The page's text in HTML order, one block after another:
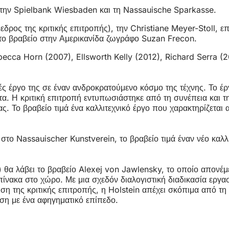
Spielbank Wiesbaden και τη Nassauische Sparkasse.
της κριτικής επιτροπής), την Christiane Meyer-Stoll,
στην Αμερικανίδα ζωγράφο Suzan Frecon.
Horn (2007), Ellsworth Kelly (2012), Richard Serra
έργο της σε έναν ανδροκρατούμενο κόσμο της τέχνης. Το
κριτική επιτροπή εντυπωσιάστηκε από τη συνέπεια και
τιμά ένα καλλιτεχνικό έργο που χαρακτηρίζεται
Kunstverein, το βραβείο τιμά έναν νέο
λάβει το βραβείο Alexej von Jawlensky, το οποίο
στο χώρο. Με μια σχεδόν διαλογιστική διαδικασία
κριτικής επιτροπής, η Holstein απέχει σκόπιμα από
με ένα αφηγηματικό επίπεδο.